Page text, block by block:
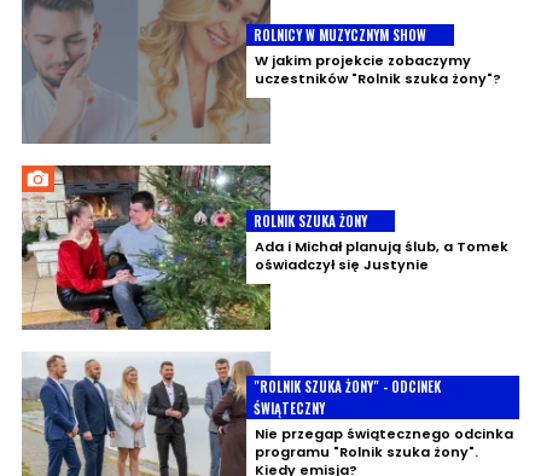
ROLNICY W MUZYCZNYM SHOW
W jakim projekcie zobaczymy
uczestników "Rolnik szuka żony"?
ROLNIK SZUKA ŻONY
Ada i Michał planują ślub, a Tomek
oświadczył się Justynie
"ROLNIK SZUKA ŻONY" - ODCINEK
ŚWIĄTECZNY
Nie przegap świątecznego odcinka
programu "Rolnik szuka żony".
Kiedy emisja?